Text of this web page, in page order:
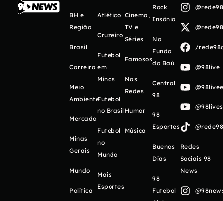
BH e
Região
Brasil
Carreira
Meio
Ambiente
Mercado
Minas
Gerais
Mundo
Política
Atlético
Cruzeiro
Futebol
em
Minas
Futebol
no Brasil
Futebol
no
Mundo
Mais
Esportes
Cinema,
TV e
Séries
Famosos
Nas
Redes
Humor
Música
Rock
Insônia
No
Fundo
do Baú
Central
98
98
Esportes
Buenos
Días
98
Futebol
/
@98live
Redes
Sociais 98
News